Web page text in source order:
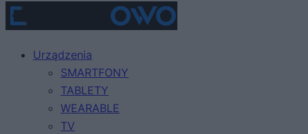
Urządzenia
SMARTFONY
TABLETY
WEARABLE
TV